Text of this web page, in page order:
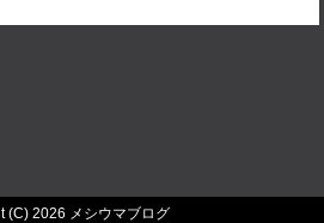
(C) 2026 メシウマブログ